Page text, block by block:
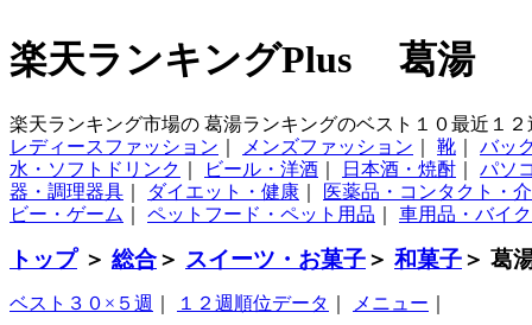
楽天ランキングPlus 葛湯
楽天ランキング市場の 葛湯ランキングのベスト１０最近１
レディースファッション
メンズファッション 靴
バッ
水・ソフトドリンク
ビール・洋酒 日本酒・焼酎
パソ
器・調理器具
ダイエット・健康
医薬品・コンタクト・
ビー・ゲーム
ペットフード・ペット用品 車用品・バイ
トップ＞ 総合＞ スイーツ・お菓子＞ 和菓子＞ 葛
ベスト３０×５週 １２週順位データ メニュー